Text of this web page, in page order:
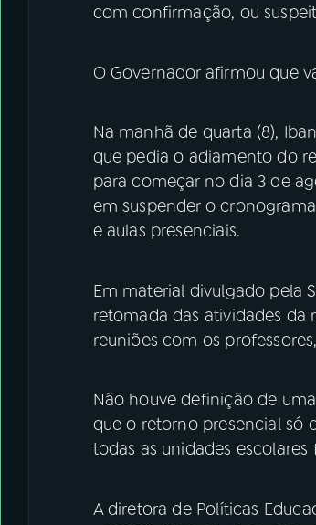
com confirmação, ou
O Governador afirmou que
Na manhã de quarta (8),
que pedia o adiamento do
para começar no dia 3 de
em suspender o
e aulas presenciais.
Em material divulgado pela
retomada das atividades da
reuniões com os
Não houve definição de
que o retorno presencial só
todas as unidades
A diretora de Políticas